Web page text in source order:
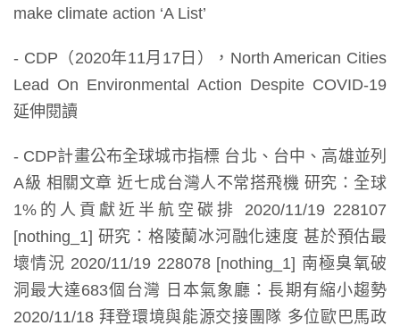
make climate action ‘A List’
- CDP（2020年11月17日），North American Cities
Lead On Environmental Action Despite COVID-19
延伸閱讀
- CDP計畫公布全球城市指標 台北、台中、高雄並列
A級 相關文章 近七成台灣人不常搭飛機 研究：全球
1%的人貢獻近半航空碳排 2020/11/19 228107
[nothing_1] 研究：格陵蘭冰河融化速度 甚於預估最
壞情況 2020/11/19 228078 [nothing_1] 南極臭氧破
洞最大達683個台灣 日本氣象廳：長期有縮小趨勢
2020/11/18 拜登環境與能源交接團隊 多位歐巴馬政